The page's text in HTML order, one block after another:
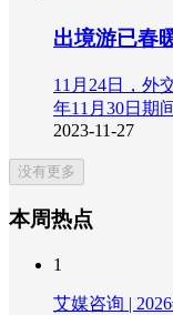
出境游已春
11月24日，外
年11月30日期
2023-11-27
没有更多
本周热点
1
艾媒咨询 |